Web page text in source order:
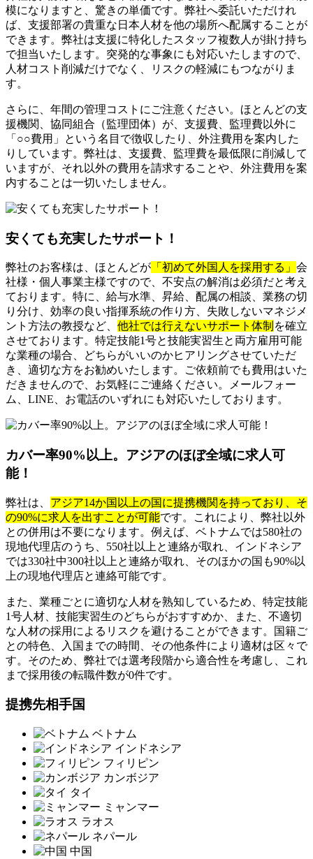
模になりますと、驚きの単価です。弊社へ委託いただけれ
ば、支援部署の貴重な日本人材を他の場所へ配属することが
できます。弊社は支援に特化したスタッフ複数人が掛け持ち
で担当いたします。突発的な事象にも対応いたしますので、
人材コスト削減だけでなく、リスクの軽減にもつながりま
す。
さらに、年間の管理コストにご注意ください。ほとんどの支
援機関、協同組合（監理団体）が、支援費、監理費以外に
「○○費用」という名目で徴収したり、外注費用を案内した
りしています。弊社は、支援費、監理費を最低限に削減して
いますが、それ以外の費用を請求することや、外注費用を案
内することは一切いたしません。
安くても充実したサポート！
弊社のお客様は、ほとんどが 「初めて外国人を採用する」 会
社様・個人事業主様ですので、不安点の解消は必須だと考え
ております。特に、給与水準、昇給、配属の相談、業務の切
り分け、効率の良い指揮系統の作り方、失敗しないマネジメ
ント方法の教授など、 他社では行えないサポート体制 を確立
させております。特定技能1号と技能実習生と両方雇用可能
な業種の場合、どちらがいいのかヒアリングさせていただ
き、適切な方をお勧めいたします。ご依頼前でも費用はいた
だきませんので、お気軽にご連絡ください。メールフォー
ム、LINE、お電話のいずれにも対応いたしております。
カバー率90%以上。アジアのほぼ全域に求人可
能！
弊社は、 アジア14か国以上の国に提携機関を持っており、そ
の90%に求人を出すことが可能です。これにより、弊社以外
との併用は不要になります。例えば、ベトナムでは580社の
現地代理店のうち、550社以上と連絡が取れ、インドネシア
では330社中300社以上と連絡が取れ、そのほかの国も90%以
上の現地代理店と連絡可能です。
また、業種ごとに適切な人材を熟知しているため、特定技能
1号人材、技能実習生のどちらがおすすめか、また、不適切
な人材の採用によるリスクを避けることができます。国籍ご
との特色、入国までの時間、その他条件により適材は区々で
す。そのため、弊社では選考段階から適合性を考慮し、これ
まで採用後の転職件数が0件です。
提携先相手国
ベトナム
インドネシア
フィリピン
カンボジア
タイ
ミャンマー
ラオス
ネパール
中国